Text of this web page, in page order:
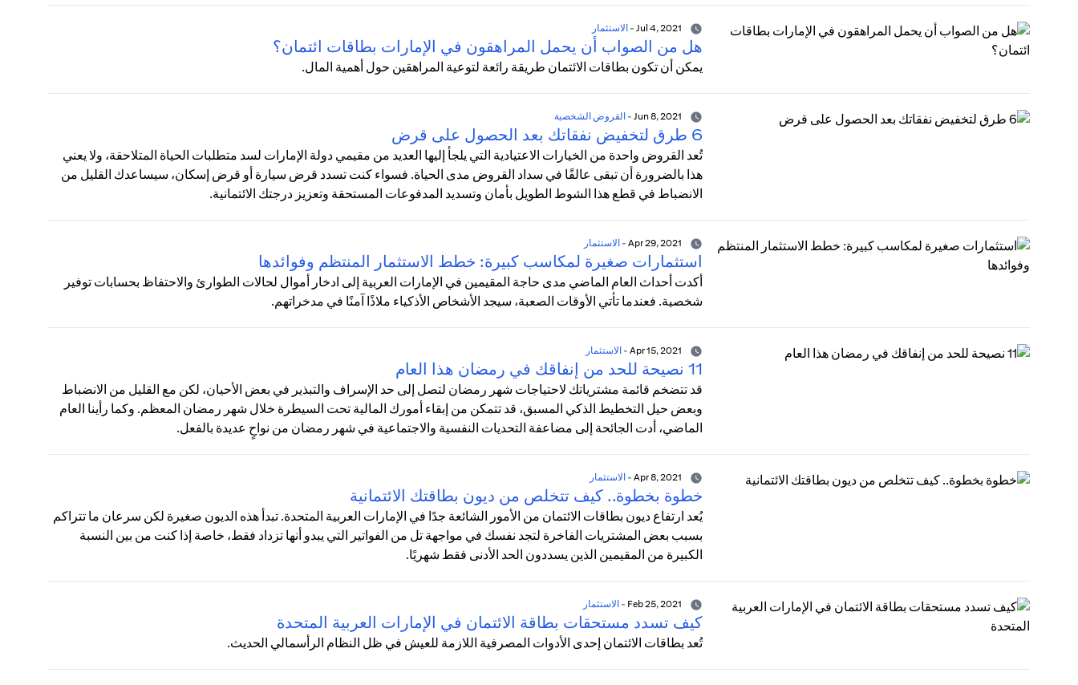
- الاستثمار
هل من الصواب أن يحمل المراهقون في الإمارات بطاقات ائتمان؟
يمكن أن تكون بطاقات الائتمان طريقة رائعة لتوعية المراهقين حول أهمية المال.
- القروض الشخصية
6 طرق لتخفيض نفقاتك بعد الحصول على قرض
تُعد القروض واحدة من الخيارات الاعتيادية التي يلجأ إليها العديد من مقيمي دولة الإمارات لسد متطلبات الحياة المتلاحقة، ولا يعني
هذا بالضرورة أن تبقى عالقًا في سداد القروض مدى الحياة. فسواء كنت تسدد قرض سيارة أو قرض إسكان، سيساعدك القليل من
الانضباط في قطع هذا الشوط الطويل بأمان وتسديد المدفوعات المستحقة وتعزيز درجتك الائتمانية.
- الاستثمار
استثمارات صغيرة لمكاسب كبيرة: خطط الاستثمار المنتظم وفوائدها
أكدت أحداث العام الماضي مدى حاجة المقيمين في الإمارات العربية إلى ادخار أموال لحالات الطوارئ والاحتفاظ بحسابات توفير
شخصية. فعندما تأتي الأوقات الصعبة، سيجد الأشخاص الأذكياء ملاذًا آمنًا في مدخراتهم.
- الاستثمار
11 نصيحة للحد من إنفاقك في رمضان هذا العام
قد تتضخم قائمة مشترياتك لاحتياجات شهر رمضان لتصل إلى حد الإسراف والتبذير في بعض الأحيان، لكن مع القليل من الانضباط
وبعض حيل التخطيط الذكي المسبق، قد تتمكن من إبقاء أمورك المالية تحت السيطرة خلال شهر رمضان المعظم. وكما رأينا العام
الماضي، أدت الجائحة إلى مضاعفة التحديات النفسية والاجتماعية في شهر رمضان من نواحٍ عديدة بالفعل.
- الاستثمار
خطوة بخطوة.. كيف تتخلص من ديون بطاقتك الائتمانية
يُعد ارتفاع ديون بطاقات الائتمان من الأمور الشائعة جدًا في الإمارات العربية المتحدة. تبدأ هذه الديون صغيرة لكن سرعان ما تتراكم
بسبب بعض المشتريات الفاخرة لتجد نفسك في مواجهة تل من الفواتير التي يبدو أنها تزداد فقط، خاصة إذا كنت من بين النسبة
الكبيرة من المقيمين الذين يسددون الحد الأدنى فقط شهريًا.
- الاستثمار
كيف تسدد مستحقات بطاقة الائتمان في الإمارات العربية المتحدة
تُعد بطاقات الائتمان إحدى الأدوات المصرفية اللازمة للعيش في ظل النظام الرأسمالي الحديث.